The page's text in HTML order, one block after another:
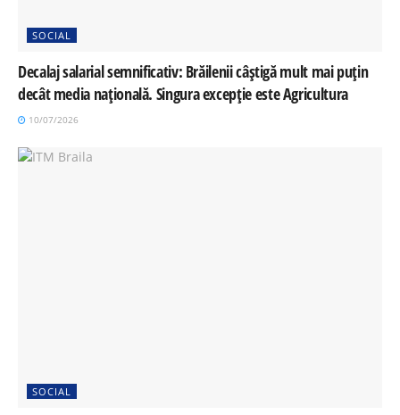
SOCIAL
Decalaj salarial semnificativ: Brăilenii câștigă mult mai puțin
decât media națională. Singura excepție este Agricultura
10/07/2026
SOCIAL